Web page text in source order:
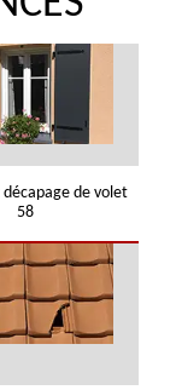
de volet
58